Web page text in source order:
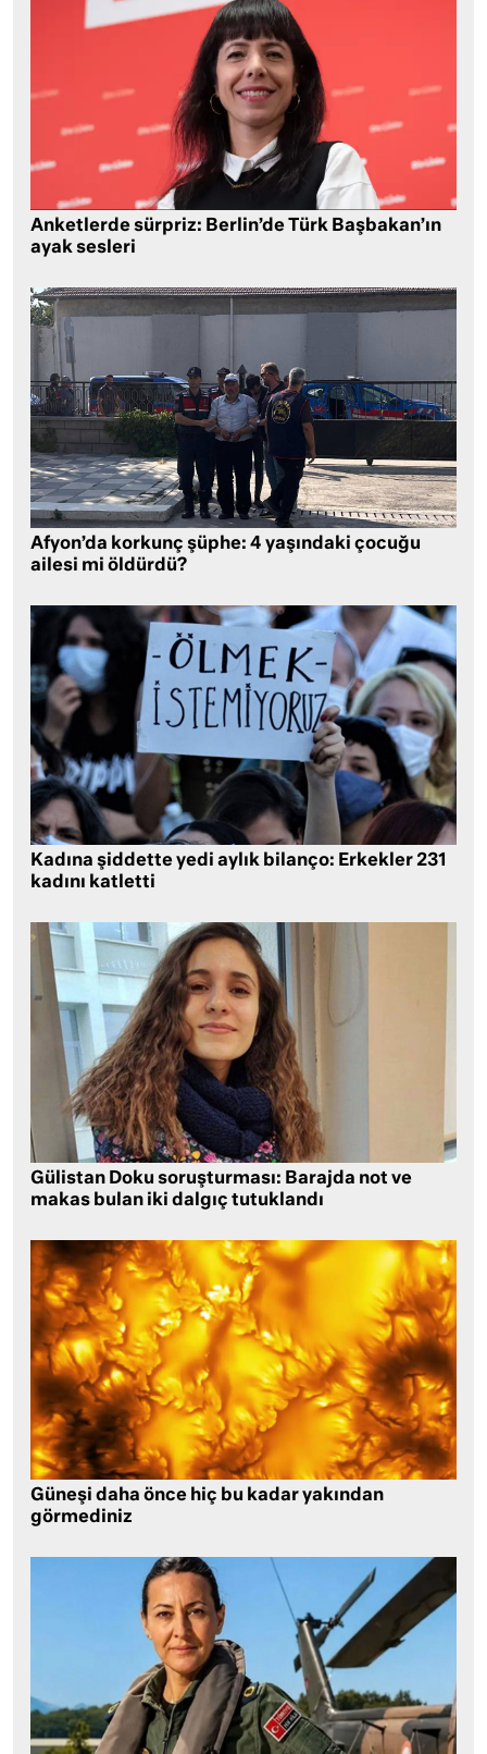
Anketlerde sürpriz: Berlin’de Türk Başbakan’ın
ayak sesleri
Afyon’da korkunç şüphe: 4 yaşındaki çocuğu
ailesi mi öldürdü?
Kadına şiddette yedi aylık bilanço: Erkekler 231
kadını katletti
Gülistan Doku soruşturması: Barajda not ve
makas bulan iki dalgıç tutuklandı
Güneşi daha önce hiç bu kadar yakından
görmediniz